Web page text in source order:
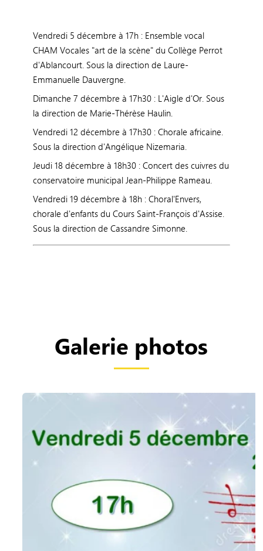
Vendredi 5 décembre à 17h : Ensemble vocal
CHAM Vocales "art de la scène" du Collège Perrot
d'Ablancourt. Sous la direction de Laure-
Emmanuelle Dauvergne.
Dimanche 7 décembre à 17h30 : L'Aigle d'Or. Sous
la direction de Marie-Thérèse Haulin.
Vendredi 12 décembre à 17h30 : Chorale africaine.
Sous la direction d'Angélique Nizemaria.
Jeudi 18 décembre à 18h30 : Concert des cuivres du
conservatoire municipal Jean-Philippe Rameau.
Vendredi 19 décembre à 18h : Choral'Envers,
chorale d'enfants du Cours Saint-François d'Assise.
Sous la direction de Cassandre Simonne.
Galerie photos